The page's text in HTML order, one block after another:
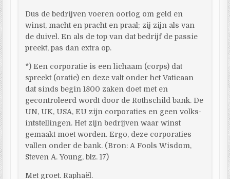
Dus de bedrijven voeren oorlog om geld en
winst, macht en pracht en praal; zij zijn als van
de duivel. En als de top van dat bedrijf de passie
preekt, pas dan extra op.
*) Een corporatie is een lichaam (corps) dat
spreekt (oratie) en deze valt onder het Vaticaan
dat sinds begin 1800 zaken doet met en
gecontroleerd wordt door de Rothschild bank. De
UN, UK, USA, EU zijn corporaties en geen volks-
intstellingen. Het zijn bedrijven waar winst
gemaakt moet worden. Ergo, deze corporaties
vallen onder de bank. (Bron: A Fools Wisdom,
Steven A. Young, blz. 17)
Met groet. Raphaël.